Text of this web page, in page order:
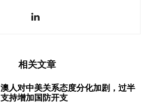
相关文章
澳人对中美关系态度分化加剧，过半
支持增加国防开支